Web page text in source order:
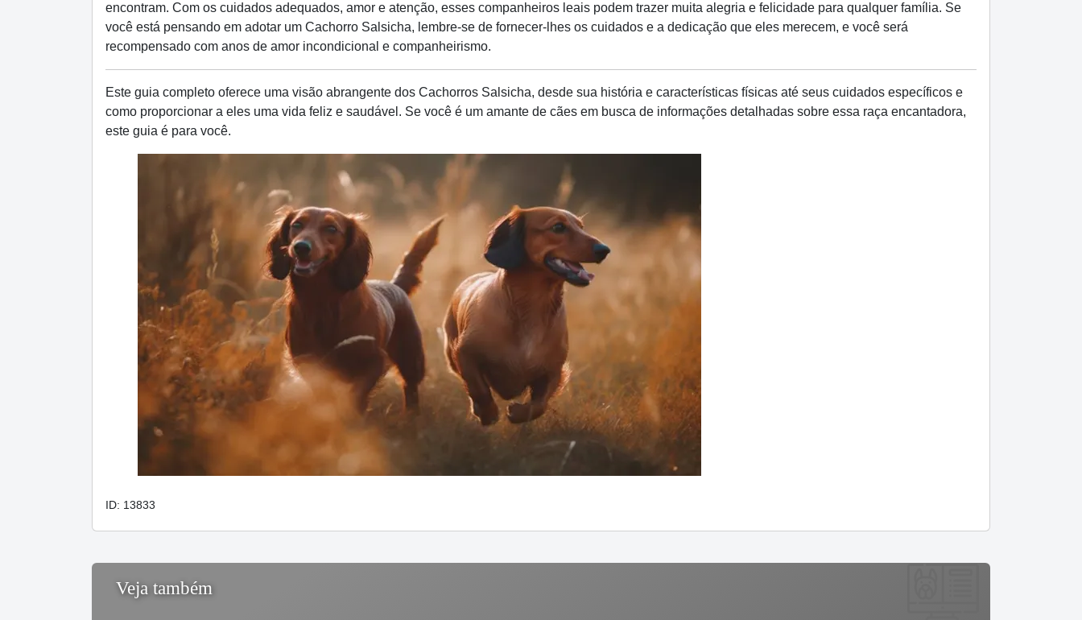
encontram. Com os cuidados adequados, amor e atenção, esses companheiros leais podem trazer muita alegria e felicidade para qualquer família. Se
você está pensando em adotar um Cachorro Salsicha, lembre-se de fornecer-lhes os cuidados e a dedicação que eles merecem, e você será
recompensado com anos de amor incondicional e companheirismo.
Este guia completo oferece uma visão abrangente dos Cachorros Salsicha, desde sua história e características físicas até seus cuidados específicos e
como proporcionar a eles uma vida feliz e saudável. Se você é um amante de cães em busca de informações detalhadas sobre essa raça encantadora,
este guia é para você.
ID: 13833
Veja também